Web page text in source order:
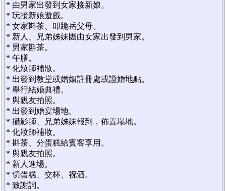
* 由男家出發到女家接新娘。
* 玩接新娘遊戲。
* 女家斟茶、叩跪岳父母。
* 新人、兄弟姊妹團由女家出發到男家。
* 男家斟茶。
* 午膳。
* 化妝師補妝。
* 出發到教堂或婚姻註冊處或證婚地點。
* 舉行結婚典禮。
* 與親友拍照。
* 出發到婚宴場地。
* 攝影師、兄弟姊妹報到，佈置場地。
* 化妝師補妝。
* 斟茶、分蛋糕給賓客享用。
* 與親友拍照。
* 新人進場。
* 切蛋糕、交杯、祝酒。
* 致謝詞。